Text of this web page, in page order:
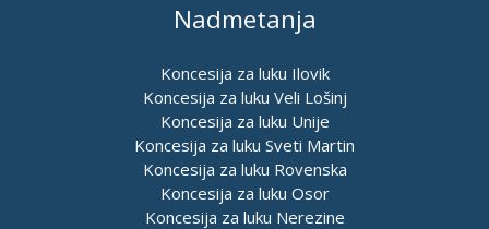
Nadmetanja
Koncesija za luku Ilovik
Koncesija za luku Veli Lošinj
Koncesija za luku Unije
Koncesija za luku Sveti Martin
Koncesija za luku Rovenska
Koncesija za luku Osor
Koncesija za luku Nerezine